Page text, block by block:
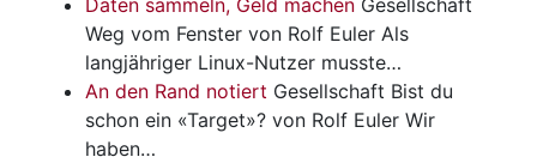
Weg vom Fenster von Rolf Euler Als
langjähriger Linux-Nutzer musste…
An den Rand notiert Gesellschaft Bist du
schon ein «Target»? von Rolf Euler Wir
haben…